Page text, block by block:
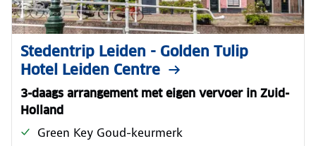
Stedentrip Leiden - Golden Tulip
Hotel Leiden Centre
3-daags arrangement met eigen vervoer in Zuid-
Holland
Green Key Goud-keurmerk